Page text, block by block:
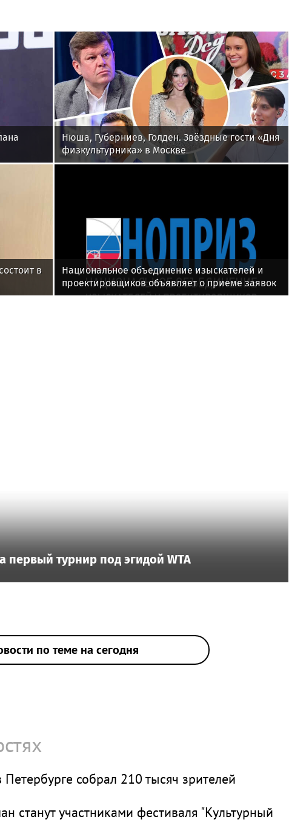
Нюша, Губерниев, Голден. Звёздные гости «Дня
физкультурника» в Москве
в
Национальное объединение изыскателей и
проектировщиков объявляет о приеме заявок
на XI Международный профессиональный
первый турнир под эгидой WTA
по теме на сегодня
собрал 210 тысяч зрителей
станут участниками фестиваля "Культурный